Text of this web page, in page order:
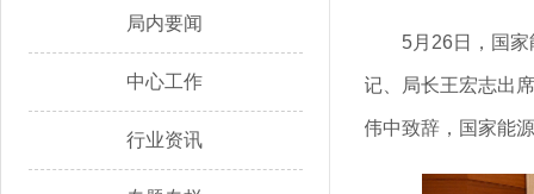
局内要闻
中心工作
行业资讯
5月26日，国
记、局长王宏志出
伟中致辞，国家能